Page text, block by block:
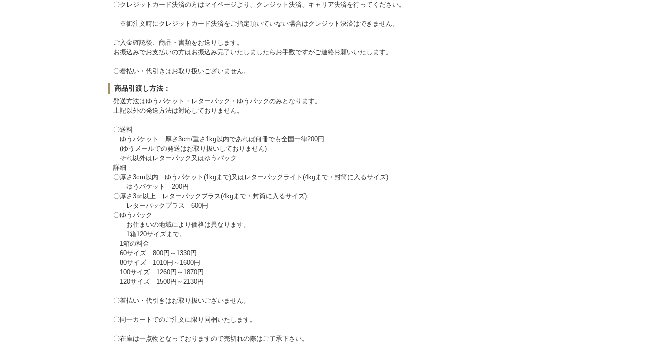
〇クレジットカード決済の方はマイページより、クレジット決済、キャリア決済を行ってください。
※御注文時にクレジットカード決済をご指定頂いていない場合はクレジット決済はできません。
ご入金確認後、商品・書類をお送りします。
お振込みでお支払いの方はお振込み完了いたしましたらお手数ですがご連絡お願いいたします。
〇着払い・代引きはお取り扱いございません。
商品引渡し方法：
発送方法はゆうパケット・レターパック・ゆうパックのみとなります。
上記以外の発送方法は対応しておりません。
〇送料
ゆうパケット 厚さ3cm/重さ1kg以内であれば何冊でも全国一律200円
(ゆうメールでの発送はお取り扱いしておりません)
それ以外はレターパック又はゆうパック
詳細
〇厚さ3cm以内 ゆうパケット(1kgまで)又はレターパックライト(4kgまで・封筒に入るサイズ)
ゆうパケット 200円
〇厚さ3㎝以上 レターパックプラス(4kgまで・封筒に入るサイズ)
レターパックプラス 600円
〇ゆうパック
お住まいの地域により価格は異なります。
1箱120サイズまで。
1箱の料金
60サイズ 800円～1330円
80サイズ 1010円～1600円
100サイズ 1260円～1870円
120サイズ 1500円～2130円
〇着払い・代引きはお取り扱いございません。
〇同一カートでのご注文に限り同梱いたします。
〇在庫は一点物となっておりますので売切れの際はご了承下さい。